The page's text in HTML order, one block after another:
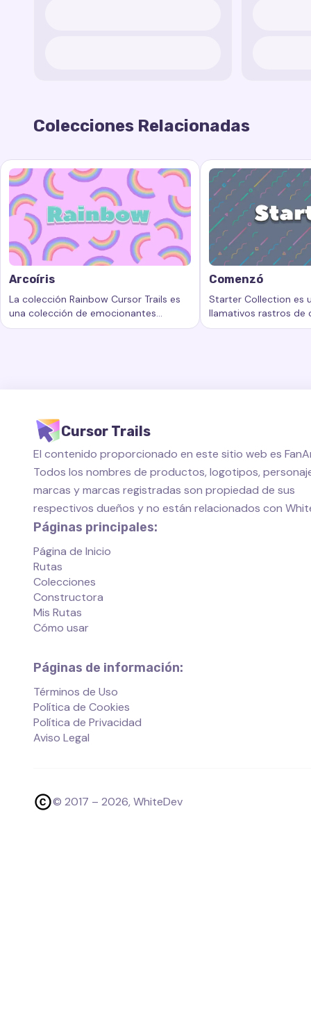
Colecciones Relacionadas
Arcoíris
La colección Rainbow Cursor Trails es
una colección de emocionantes
rastros de cursor que agregan un
Palabras clave:Arcoíris, rastros de cursor
Comenzó
Starter Collection es
llamativos rastros de
añaden un nuevo
Palabras clave:
Cursor Trails
El contenido proporcionado en este sitio web es
Todos los nombres de productos, logotipos,
marcas y marcas registradas son propiedad de sus
respectivos dueños y no están relacionados con
Páginas principales:
Página de Inicio
Rutas
Colecciones
Constructora
Mis Rutas
Cómo usar
Páginas de información:
Términos de Uso
Política de Cookies
Política de Privacidad
Aviso Legal
© 2017 – 2026, WhiteDev